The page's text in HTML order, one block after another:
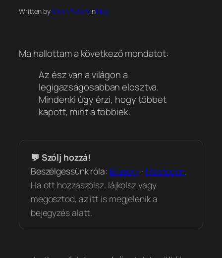
Written byKoren Balazsinblog
Ma hallottam a következő mondatot:
Az ész van a világon a
legigazságosabban elosztva.
Mindenki úgy érzi, hogy többet
kapott, mint a többiek.
💬 Szólj hozzá!
Beszélgessünk róla: Bluesky · Mastodon.
Ha ott hozzászólsz, lájkolsz vagy
megosztod, az itt is megjelenik a
bejegyzés alatt.